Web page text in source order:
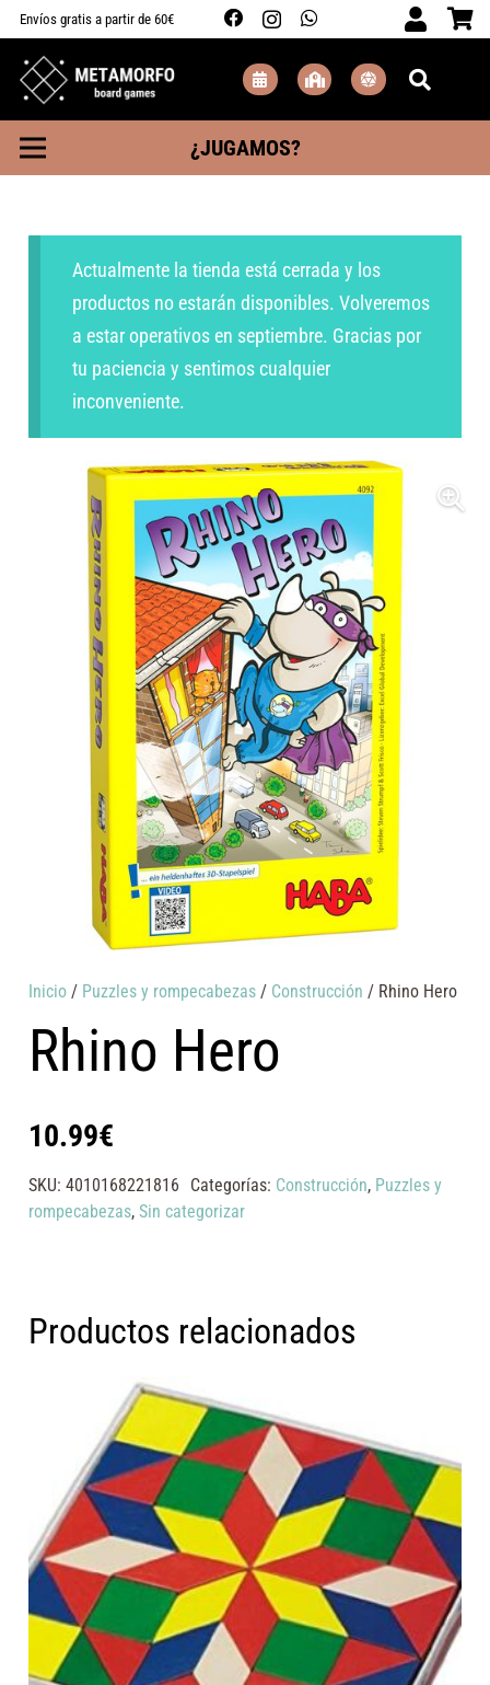
Envíos gratis a partir de 60€
¿JUGAMOS?
Actualmente la tienda está cerrada y los
productos no estarán disponibles. Volveremos
a estar operativos en septiembre. Gracias por
tu paciencia y sentimos cualquier
inconveniente.
Inicio / Puzzles y rompecabezas / Construcción / Rhino Hero
Rhino Hero
10.99€
SKU:4010168221816 Categorías: Construcción, Puzzles y
rompecabezas,Sin categorizar
Productos relacionados